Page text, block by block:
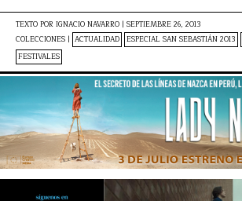
TEXTO POR IGNACIO NAVARRO | SEPTIEMBRE 26, 2013
COLECCIONES | ACTUALIDAD ESPECIAL SAN SEBASTIÁN 2013
FESTIVALES